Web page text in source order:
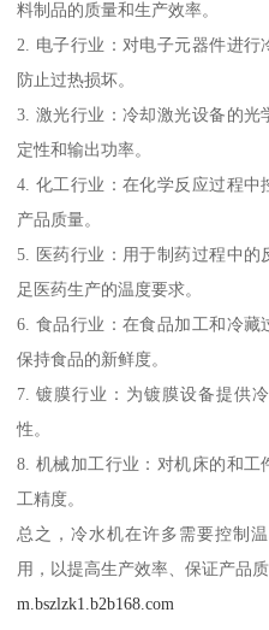
料制品的质量和生产效率。
2. 电子行业：对电子元器件进行
防止过热损坏。
3. 激光行业：冷却激光设备的
定性和输出功率。
4. 化工行业：在化学反应过程
产品质量。
5. 医药行业：用于制药过程中
足医药生产的温度要求。
6. 食品行业：在食品加工和冷
保持食品的新鲜度。
7. 镀膜行业：为镀膜设备提供
性。
8. 机械加工行业：对机床的和
工精度。
总之，冷水机在许多需要控制
用，以提高生产效率、保证产品
m.bszlzk1.b2b168.com